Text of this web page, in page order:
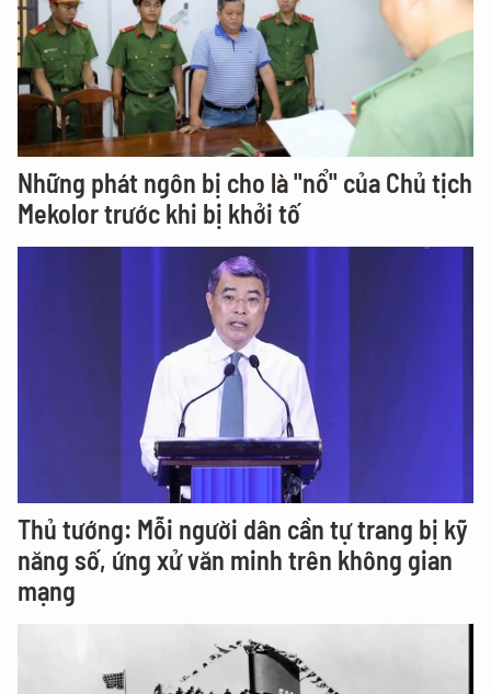
Những phát ngôn bị cho là "nổ" của Chủ tịch
Mekolor trước khi bị khởi tố
Thủ tướng: Mỗi người dân cần tự trang bị kỹ
năng số, ứng xử văn minh trên không gian
mạng